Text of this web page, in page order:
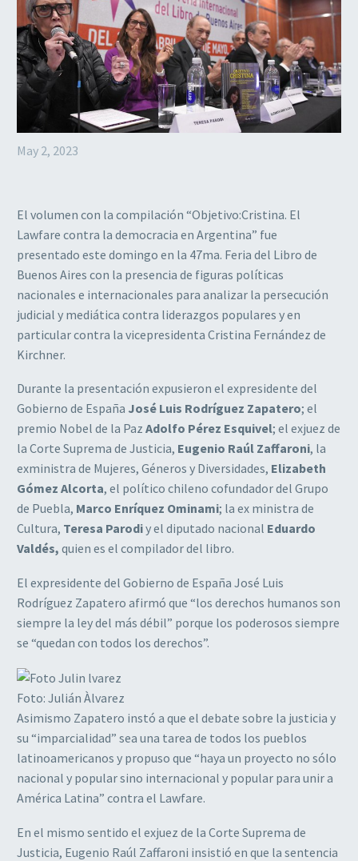
May 2, 2023
El volumen con la compilación “Objetivo:Cristina. El
Lawfare contra la democracia en Argentina” fue
presentado este domingo en la 47ma. Feria del Libro de
Buenos Aires con la presencia de figuras políticas
nacionales e internacionales para analizar la persecución
judicial y mediática contra liderazgos populares y en
particular contra la vicepresidenta Cristina Fernández de
Kirchner.
Durante la presentación expusieron el expresidente del
Gobierno de España José Luis Rodríguez Zapatero; el
premio Nobel de la Paz Adolfo Pérez Esquivel; el exjuez de
la Corte Suprema de Justicia, Eugenio Raúl Zaffaroni, la
exministra de Mujeres, Géneros y Diversidades, Elizabeth
Gómez Alcorta, el político chileno cofundador del Grupo
de Puebla, Marco Enríquez Ominami; la ex ministra de
Cultura, Teresa Parodiy el diputado nacional Eduardo
Valdés, quien es el compilador del libro.
El expresidente del Gobierno de España José Luis
Rodríguez Zapatero afirmó que “los derechos humanos son
siempre la ley del más débil” porque los poderosos siempre
se “quedan con todos los derechos”.
Foto: Julián Àlvarez
Asimismo Zapatero instó a que el debate sobre la justicia y
su “imparcialidad” sea una tarea de todos los pueblos
latinoamericanos y propuso que “haya un proyecto no sólo
nacional y popular sino internacional y popular para unir a
América Latina” contra el Lawfare.
En el mismo sentido el exjuez de la Corte Suprema de
Justicia, Eugenio Raúl Zaffaroni insistió en que la sentencia